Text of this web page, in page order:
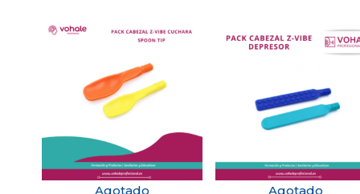
Agotado
Agotado